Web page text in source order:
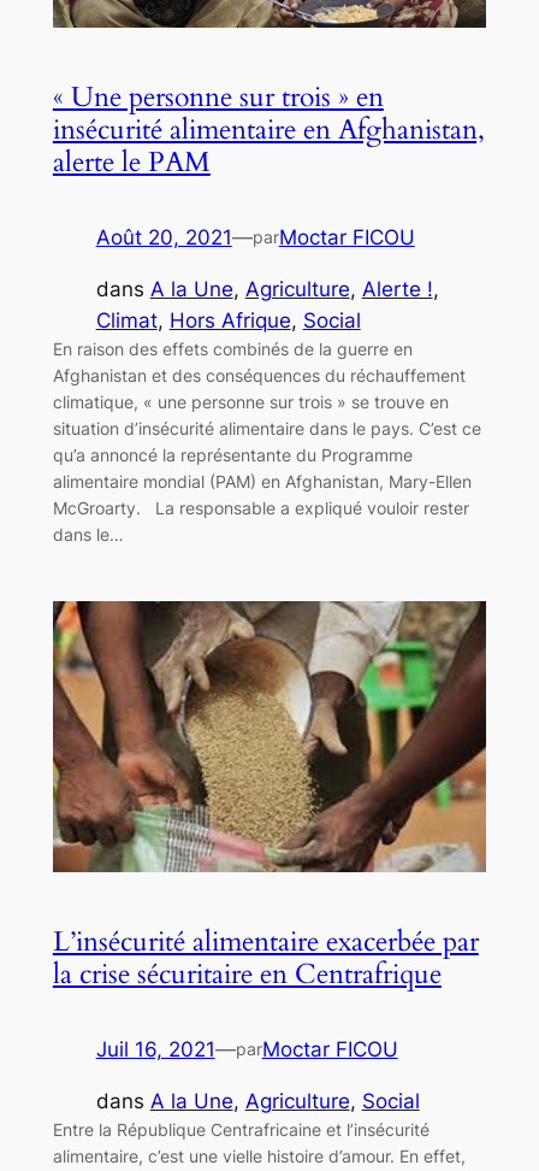
« Une personne sur trois » en
insécurité alimentaire en Afghanistan,
alerte le PAM
Août 20, 2021—parMoctar FICOU
dans A la Une, Agriculture, Alerte !
Climat, Hors Afrique, Social
En raison des effets combinés de la guerre en
Afghanistan et des conséquences du réchauffement
climatique, « une personne sur trois » se trouve en
situation d’insécurité alimentaire dans le pays. C’est ce
qu’a annoncé la représentante du Programme
alimentaire mondial (PAM) en Afghanistan, Mary-Ellen
McGroarty. La responsable a expliqué vouloir rester
dans le…
L’insécurité alimentaire exacerbée par
la crise sécuritaire en Centrafrique
Juil 16, 2021—parMoctar FICOU
dans A la Une, Agriculture, Social
Entre la République Centrafricaine et l’insécurité
alimentaire, c’est une vielle histoire d’amour. En effet,